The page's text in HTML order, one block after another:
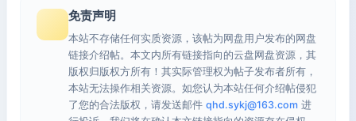
免责声明
本站不存储任何实质资源，该帖为网盘用户发布的网盘
链接介绍帖。本文内所有链接指向的云盘网盘资源，其
版权归版权方所有！其实际管理权为帖子发布者所有，
本站无法操作相关资源。如您认为本站任何介绍帖侵犯
了您的合法版权，请发送邮件 qhd.sykj@163.com 进